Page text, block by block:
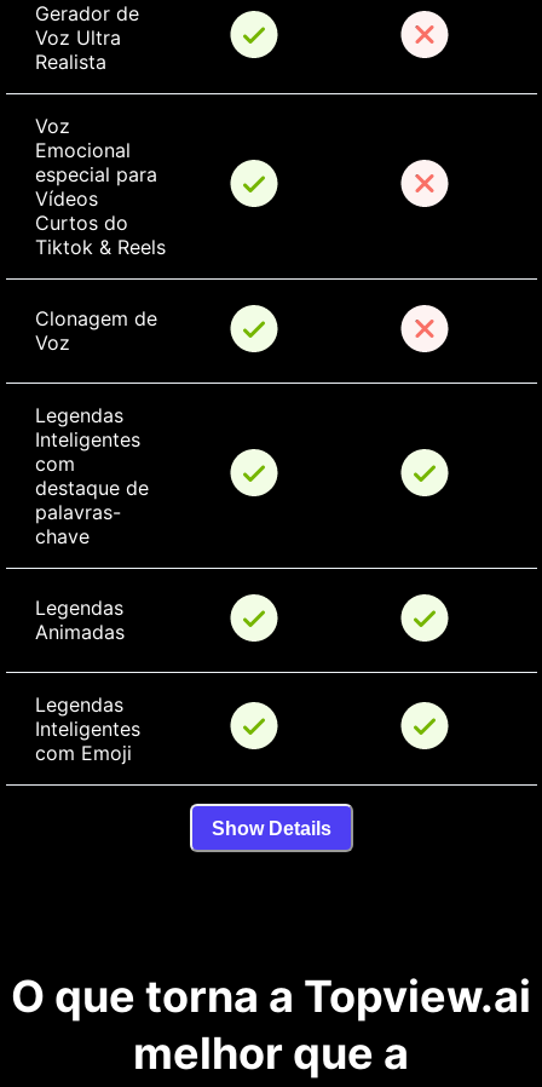
Gerador de
Voz Ultra
Realista
Voz
Emocional
especial para
Vídeos
Curtos do
Tiktok & Reels
Clonagem de
Voz
Legendas
Inteligentes
com
destaque de
palavras-
chave
Legendas
Animadas
Legendas
Inteligentes
com Emoji
Show Details
O que torna a Topview.ai
melhor que a